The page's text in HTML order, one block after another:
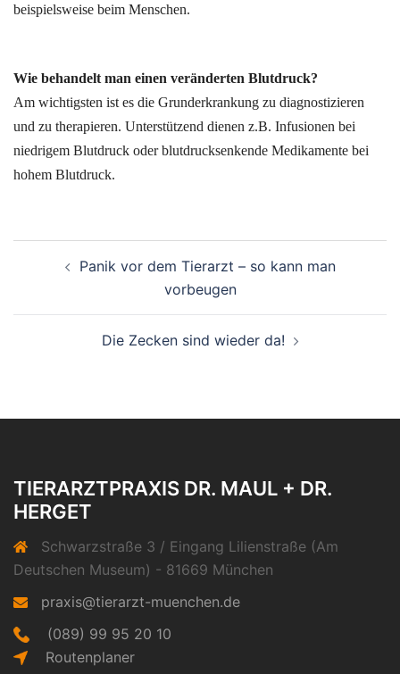
beispielsweise beim Menschen.
Wie behandelt man einen veränderten Blutdruck?
Am wichtigsten ist es die Grunderkrankung zu diagnostizieren
und zu therapieren. Unterstützend dienen z.B. Infusionen bei
niedrigem Blutdruck oder blutdrucksenkende Medikamente bei
hohem Blutdruck.
Panik vor dem Tierarzt – so kann man
vorbeugen
Die Zecken sind wieder da!
TIERARZTPRAXIS DR. MAUL + DR.
HERGET
Schwarzstraße 3 / Eingang Lilienstraße (Am
Deutschen Museum) - 81669 München
praxis@tierarzt-muenchen.de
(089) 99 95 20 10
Routenplaner